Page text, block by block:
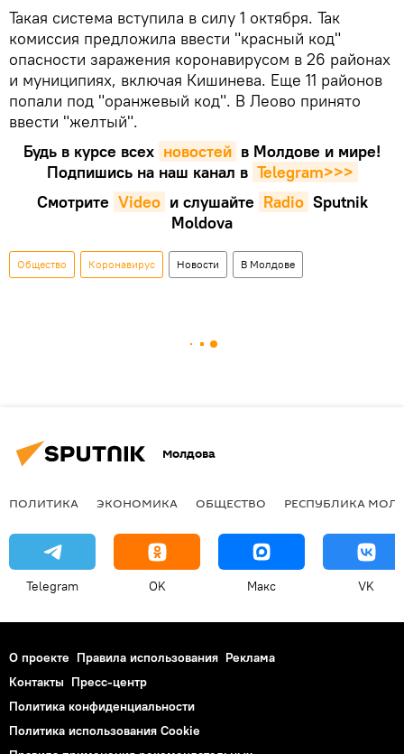
Такая система вступила в силу 1 октября. Так
комиссия предложила ввести "красный код"
опасности заражения коронавирусом в 26 районах
и муниципиях, включая Кишинева. Еще 11 районов
попали под "оранжевый код". В Леово принято
ввести "желтый".
Будь в курсе всех новостей в Молдове и мире!
Подпишись на наш канал в Telegram>>>
Смотрите Video и слушайте Radio Sputnik
Moldova
Общество Коронавирус Новости В Молдове
Молдова
ПОЛИТИКА ЭКОНОМИКА ОБЩЕСТВО РЕСПУБЛИКА
Telegram OK Макс VK
О проекте Правила использования Реклама
Контакты Пресс-центр
Политика конфиденциальности
Политика использования Cookie